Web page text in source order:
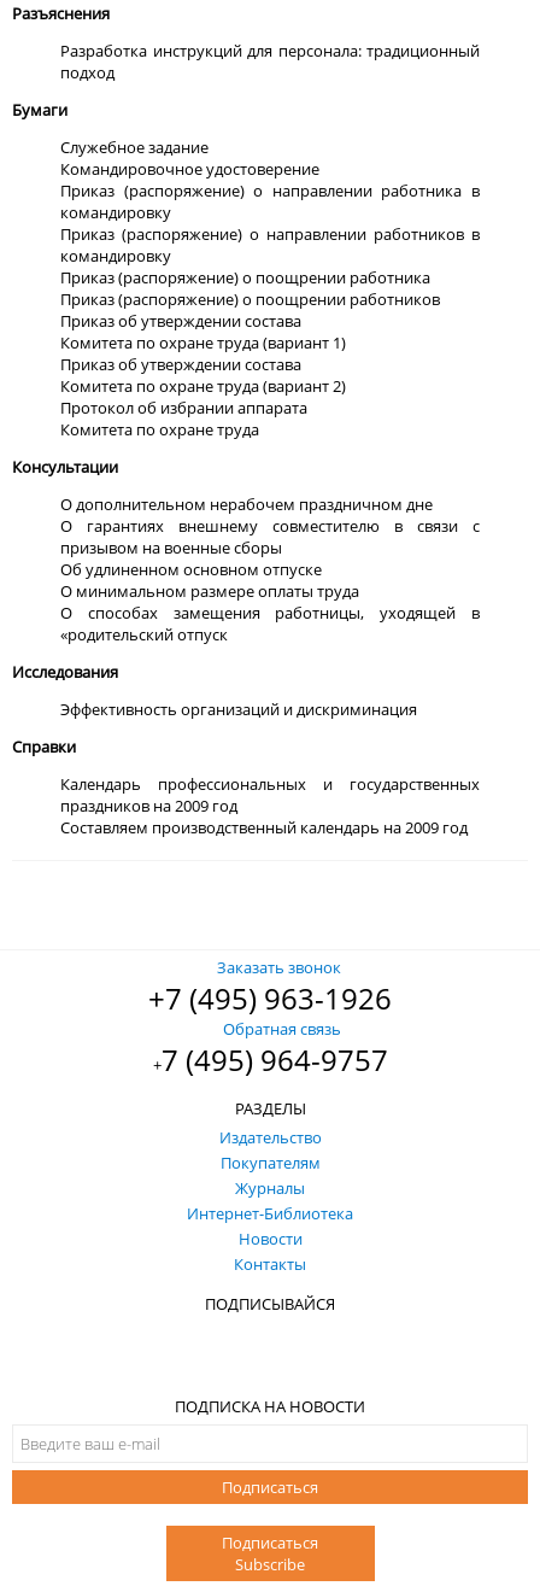
Разъяснения
Разработка инструкций для персонала: традиционный
подход
Бумаги
Служебное задание
Командировочное удостоверение
Приказ (распоряжение) о направлении работника в
командировку
Приказ (распоряжение) о направлении работников в
командировку
Приказ (распоряжение) о поощрении работника
Приказ (распоряжение) о поощрении работников
Приказ об утверждении состава
Комитета по охране труда (вариант 1)
Приказ об утверждении состава
Комитета по охране труда (вариант 2)
Протокол об избрании аппарата
Комитета по охране труда
Консультации
О дополнительном нерабочем праздничном дне
О гарантиях внешнему совместителю в связи с
призывом на военные сборы
Об удлиненном основном отпуске
О минимальном размере оплаты труда
О способах замещения работницы, уходящей в
«родительский отпуск
Исследования
Эффективность организаций и дискриминация
Справки
Календарь профессиональных и государственных
праздников на 2009 год
Составляем производственный календарь на 2009 год
Заказать звонок
+7 (495) 963-1926
Обратная связь
+7 (495) 964-9757
РАЗДЕЛЫ
Издательство
Покупателям
Журналы
Интернет-Библиотека
Новости
Контакты
ПОДПИСЫВАЙСЯ
ПОДПИСКА НА НОВОСТИ
Подписаться
Подписаться
Subscribe